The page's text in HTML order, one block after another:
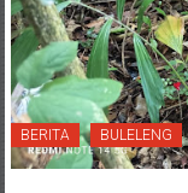
BERITA BULELENG